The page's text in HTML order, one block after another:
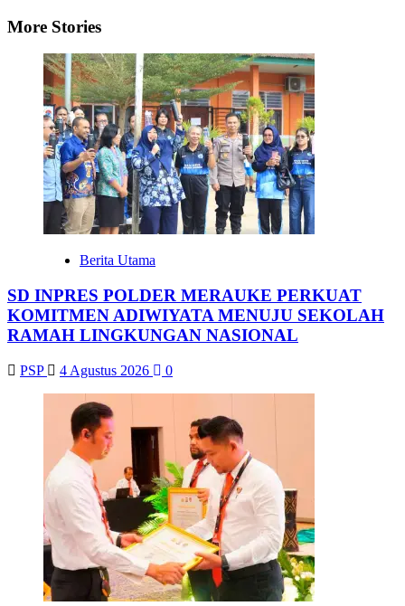
More Stories
Berita Utama
SD INPRES POLDER MERAUKE PERKUAT
KOMITMEN ADIWIYATA MENUJU SEKOLAH
RAMAH LINGKUNGAN NASIONAL
PSP 4 Agustus 2026 0